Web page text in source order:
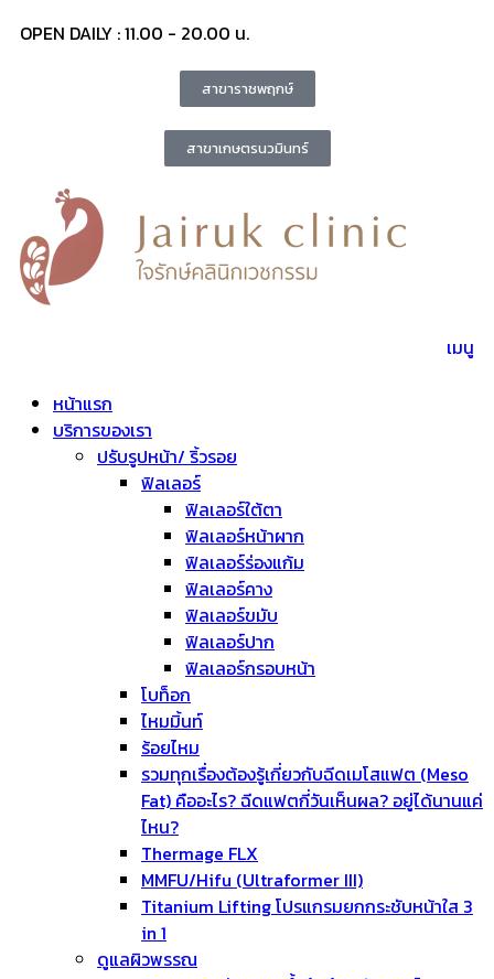
OPEN DAILY : 11.00 - 20.00 น.
สาขาราชพฤกษ์
สาขาเกษตรนวมินทร์
เมนู
หน้าแรก
บริการของเรา
ปรับรูปหน้า/ ริ้วรอย
ฟิลเลอร์
ฟิลเลอร์ใต้ตา
ฟิลเลอร์หน้าผาก
ฟิลเลอร์ร่องแก้ม
ฟิลเลอร์คาง
ฟิลเลอร์ขมับ
ฟิลเลอร์ปาก
ฟิลเลอร์กรอบหน้า
โบท็อก
ไหมมิ้นท์
ร้อยไหม
รวมทุกเรื่องต้องรู้เกี่ยวกับฉีดเมโสแฟต (Meso
Fat) คืออะไร? ฉีดแฟตกี่วันเห็นผล? อยู่ได้นานแค่
ไหน?
Thermage FLX
MMFU/Hifu (Ultraformer III)
Titanium Lifting โปรแกรมยกกระชับหน้าใส 3
in 1
ดูแลผิวพรรณ